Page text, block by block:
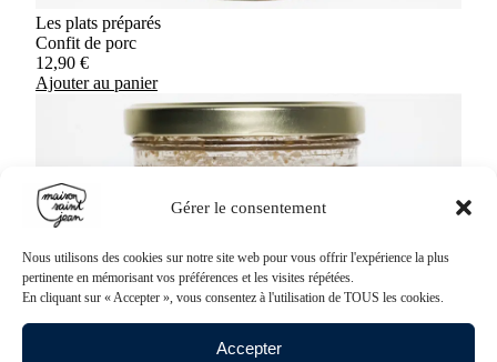
Gérer le consentement
Nous utilisons des cookies sur notre site web pour vous offrir l'expérience la plus
pertinente en mémorisant vos préférences et les visites répétées.
En cliquant sur « Accepter », vous consentez à l'utilisation de TOUS les cookies.
Accepter
Les plats préparés
Confit de porc
12,90 €
Ajouter au panier